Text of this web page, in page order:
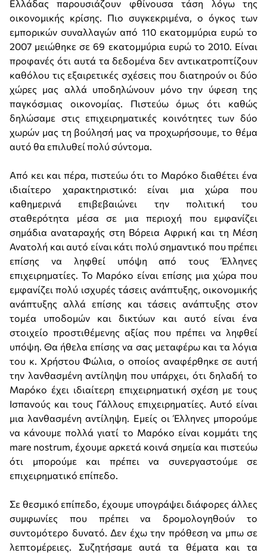
Ελλάδας παρουσιάζουν φθίνουσα τάση λόγω της
οικονομικής κρίσης. Πιο συγκεκριμένα, ο όγκος των
εμπορικών συναλλαγών από 110 εκατομμύρια ευρώ το
2007 μειώθηκε σε 69 εκατομμύρια ευρώ το 2010. Είναι
προφανές ότι αυτά τα δεδομένα δεν αντικατροπτίζουν
καθόλου τις εξαιρετικές σχέσεις που διατηρούν οι δύο
χώρες μας αλλά υποδηλώνουν μόνο την ύφεση της
παγκόσμιας οικονομίας. Πιστεύω όμως ότι καθώς
δηλώσαμε στις επιχειρηματικές κοινότητες των δύο
χωρών μας τη βούλησή μας να προχωρήσουμε, το θέμα
αυτό θα επιλυθεί πολύ σύντομα.
Από κει και πέρα, πιστεύω ότι το Μαρόκο διαθέτει ένα
ιδιαίτερο χαρακτηριστικό: είναι μια χώρα που
καθημερινά επιβεβαιώνει την πολιτική του
σταθερότητα μέσα σε μια περιοχή που εμφανίζει
σημάδια αναταραχής στη Βόρεια Αφρική και τη Μέση
Ανατολή και αυτό είναι κάτι πολύ σημαντικό που πρέπει
επίσης να ληφθεί υπόψη από τους Έλληνες
επιχειρηματίες. Το Μαρόκο είναι επίσης μια χώρα που
εμφανίζει πολύ ισχυρές τάσεις ανάπτυξης, οικονομικής
ανάπτυξης αλλά επίσης και τάσεις ανάπτυξης στον
τομέα υποδομών και δικτύων και αυτό είναι ένα
στοιχείο προστιθέμενης αξίας που πρέπει να ληφθεί
υπόψη. Θα ήθελα επίσης να σας μεταφέρω και τα λόγια
του κ. Χρήστου Φώλια, ο οποίος αναφέρθηκε σε αυτή
την λανθασμένη αντίληψη που υπάρχει, ότι δηλαδή το
Μαρόκο έχει ιδιαίτερη επιχειρηματική σχέση με τους
Ισπανούς και τους Γάλλους επιχειρηματίες. Αυτό είναι
μια λανθασμένη αντίληψη. Εμείς οι Έλληνες μπορούμε
να κάνουμε πολλά γιατί το Μαρόκο είναι κομμάτι της
mare nostrum, έχουμε αρκετά κοινά σημεία και πιστεύω
ότι μπορούμε και πρέπει να συνεργαστούμε σε
επιχειρηματικό επίπεδο.
Σε θεσμικό επίπεδο, έχουμε υπογράψει διάφορες άλλες
συμφωνίες που πρέπει να δρομολογηθούν το
συντομότερο δυνατό. Δεν έχω την πρόθεση να μπω σε
λεπτομέρειες. Συζητήσαμε αυτά τα θέματα και τα